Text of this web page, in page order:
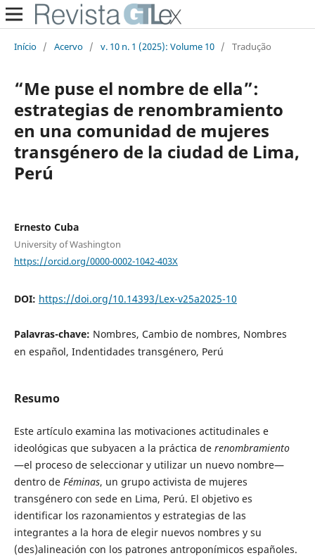
Início / Acervo / v. 10 n. 1 (2025): Volume 10 / Tradução
“Me puse el nombre de ella”:
estrategias de renombramiento
en una comunidad de mujeres
transgénero de la ciudad de Lima,
Perú
Ernesto Cuba
University of Washington
https://orcid.org/0000-0002-1042-403X
DOI: https://doi.org/10.14393/Lex-v25a2025-10
Palavras-chave: Nombres, Cambio de nombres, Nombres
en español, Indentidades transgénero, Perú
Resumo
Este artículo examina las motivaciones actitudinales e
ideológicas que subyacen a la práctica de renombramiento
—el proceso de seleccionar y utilizar un nuevo nombre—
dentro de Féminas, un grupo activista de mujeres
transgénero con sede en Lima, Perú. El objetivo es
identificar los razonamientos y estrategias de las
integrantes a la hora de elegir nuevos nombres y su
(des)alineación con los patrones antroponímicos españoles.